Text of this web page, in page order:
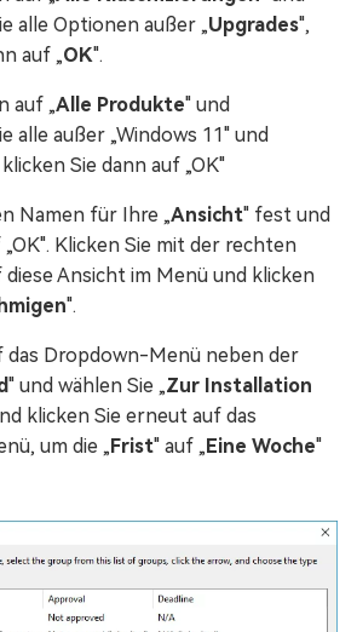
alle Optionen außer „Upgrades",
auf „OK".
auf „Alle Produkte" und
alle außer „Windows 11" und
Sie dann auf „OK"
Namen für Ihre „Ansicht" fest und
„OK". Klicken Sie mit der rechten
Ansicht im Menü und klicken
".
das Dropdown-Menü neben der
" und wählen Sie „Zur Installation
klicken Sie erneut auf das
um die „Frist" auf „Eine Woche"